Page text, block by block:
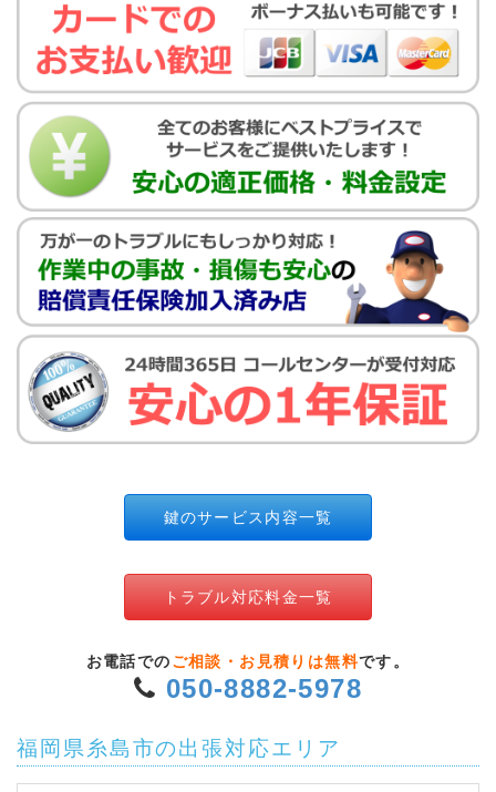
鍵のサービス内容一覧
トラブル対応料金一覧
お電話での ご相談・お見積りは無料です。
050-8882-5978
福岡県糸島市の出張対応エリア